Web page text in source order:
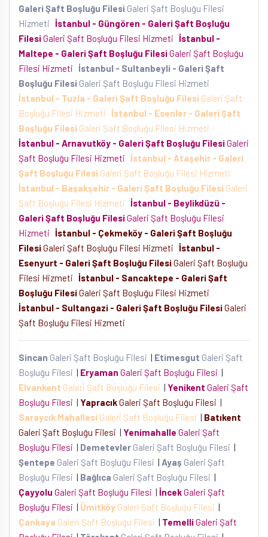
Galeri Şaft Boşluğu Filesi Galeri Şaft Boşluğu Filesi
Hizmeti İstanbul - Güngören - Galeri Şaft Boşluğu
FilesiGaleri Şaft Boşluğu Filesi Hizmeti İstanbul -
Maltepe - Galeri Şaft Boşluğu FilesiGaleri Şaft Boşluğu
Filesi Hizmeti
İstanbul - Sultanbeyli - Galeri Şaft
Boşluğu Filesi Galeri Şaft Boşluğu Filesi Hizmeti
İstanbul - Tuzla - Galeri Şaft Boşluğu Filesi Galeri Şaft
Boşluğu Filesi Hizmeti
İstanbul - Esenler - Galeri Şaft
Boşluğu Filesi Galeri Şaft Boşluğu Filesi Hizmeti
İstanbul - Arnavutköy - Galeri Şaft Boşluğu FilesiGaleri
Şaft Boşluğu Filesi Hizmeti
İstanbul - Ataşehir - Galeri
Şaft Boşluğu Filesi Galeri Şaft Boşluğu Filesi Hizmeti
İstanbul - Başakşehir - Galeri Şaft Boşluğu Filesi Galeri
Şaft Boşluğu Filesi Hizmeti İstanbul - Beylikdüzü -
Galeri Şaft Boşluğu FilesiGaleri Şaft Boşluğu Filesi
Hizmeti İstanbul - Çekmeköy - Galeri Şaft Boşluğu
FilesiGaleri Şaft Boşluğu Filesi Hizmeti İstanbul -
Esenyurt - Galeri Şaft Boşluğu FilesiGaleri Şaft Boşluğu
Filesi Hizmeti İstanbul - Sancaktepe - Galeri Şaft
Boşluğu FilesiGaleri Şaft Boşluğu Filesi Hizmeti
İstanbul - Sultangazi - Galeri Şaft Boşluğu FilesiGaleri
Şaft Boşluğu Filesi Hizmeti
Sincan Galeri Şaft Boşluğu Filesi | Etimesgut Galeri Şaft
Boşluğu Filesi | Eryaman Galeri Şaft Boşluğu Filesi |
Elvankent Galeri Şaft Boşluğu Filesi | Yenikent Galeri Şaft
Boşluğu Filesi | YapracıkGaleri Şaft Boşluğu Filesi |
Saraycık Mahallesi Galeri Şaft Boşluğu Filesi | Batıkent
Galeri Şaft Boşluğu Filesi | Yenimahalle Galeri Şaft
Boşluğu Filesi | Demetevler Galeri Şaft Boşluğu Filesi |
Şentepe Galeri Şaft Boşluğu Filesi | Ayaş Galeri Şaft
Boşluğu Filesi | Bağlıca Galeri Şaft Boşluğu Filesi |
Çayyolu Galeri Şaft Boşluğu Filesi | İncekGaleri Şaft
Boşluğu Filesi | Ümitköy Galeri Şaft Boşluğu Filesi |
Çankaya Galeri Şaft Boşluğu Filesi | TemelliGaleri Şaft